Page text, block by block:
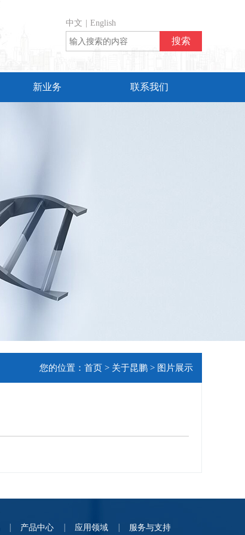
中文 English
新业务 联系我们
您的位置： 首页 > 关于昆鹏 > 图片展示
产品中心 应用领域 服务与支持